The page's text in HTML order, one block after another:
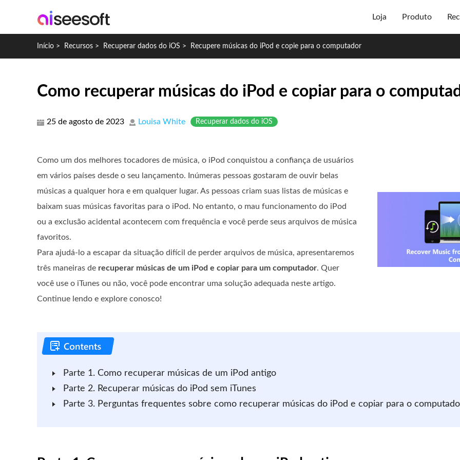
Loja Produto
Início > Recursos > Recuperar dados do iOS > Recupere músicas do iPod e copie para o computador
Como recuperar músicas do iPod e copiar para o
25 de agosto de 2023 Louisa White Recuperar dados do iOS
Como um dos melhores tocadores de música, o iPod conquistou a confiança de usuários
em vários países desde o seu lançamento. Inúmeras pessoas gostaram de ouvir belas
músicas a qualquer hora e em qualquer lugar. As pessoas criam suas listas de músicas e
baixam suas músicas favoritas para o iPod. No entanto, o mau funcionamento do iPod
ou a exclusão acidental acontecem com frequência e você perde seus arquivos de música
favoritos.
Para ajudá-lo a escapar da situação difícil de perder arquivos de música, apresentaremos
três maneiras de recuperar músicas de um iPod e copiar para um computador. Quer
você use o iTunes ou não, você pode encontrar uma solução adequada neste artigo.
Continue lendo e explore conosco!
Parte 1. Como recuperar músicas de um iPod antigo
Parte 2. Recuperar músicas do iPod sem iTunes
Parte 3. Perguntas frequentes sobre como recuperar músicas do iPod e copiar para o